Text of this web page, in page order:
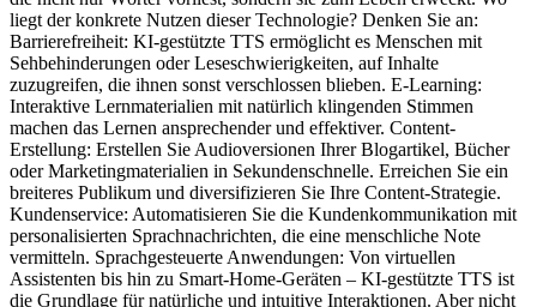
liegt der konkrete Nutzen dieser Technologie? Denken Sie an:
Barrierefreiheit: KI-gestützte TTS ermöglicht es Menschen mit
Sehbehinderungen oder Leseschwierigkeiten, auf Inhalte
zuzugreifen, die ihnen sonst verschlossen blieben. E-Learning:
Interaktive Lernmaterialien mit natürlich klingenden Stimmen
machen das Lernen ansprechender und effektiver. Content-
Erstellung: Erstellen Sie Audioversionen Ihrer Blogartikel, Bücher
oder Marketingmaterialien in Sekundenschnelle. Erreichen Sie ein
breiteres Publikum und diversifizieren Sie Ihre Content-Strategie.
Kundenservice: Automatisieren Sie die Kundenkommunikation mit
personalisierten Sprachnachrichten, die eine menschliche Note
vermitteln. Sprachgesteuerte Anwendungen: Von virtuellen
Assistenten bis hin zu Smart-Home-Geräten – KI-gestützte TTS ist
die Grundlage für natürliche und intuitive Interaktionen. Aber nicht